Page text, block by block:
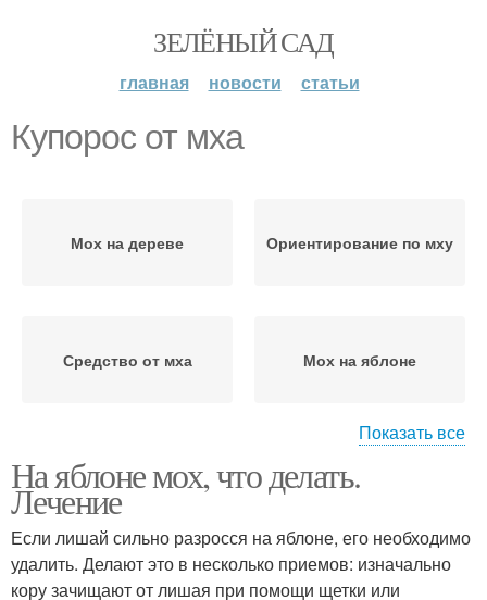
ЗЕЛЁНЫЙ САД
главная новости статьи
Купорос от мха
Мох на дереве Ориентирование по мху
Средство от мха Мох на яблоне
Белый мох Мох на ветках
Железный купорос Купорос против мхов
Показать все
На яблоне мох, что делать.
Лечение
Если лишай сильно разросся на яблоне, его необходимо
удалить. Делают это в несколько приемов: изначально
кору зачищают от лишая при помощи щетки или